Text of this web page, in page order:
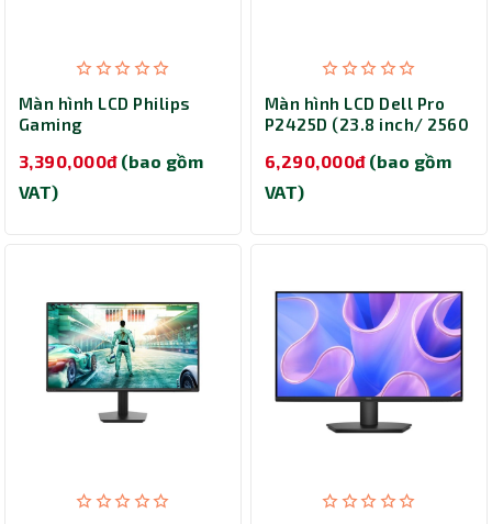
Màn hình LCD Philips
Gaming
inch/ 2560 x 1440/ 300
cd/m2/ 4ms/ 144Hz)
3,390,000đ (bao gồm
VAT)
Màn hình LCD Dell Pro
P2425D (23.8 inch/ 2560
5ms/ 100Hz)
6,290,000đ (bao gồm
VAT)